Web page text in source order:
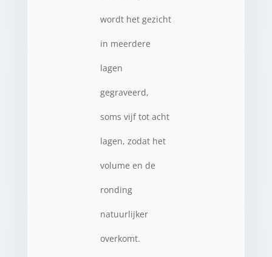
wordt het gezicht
in meerdere
lagen
gegraveerd,
soms vijf tot acht
lagen, zodat het
volume en de
ronding
natuurlijker
overkomt.